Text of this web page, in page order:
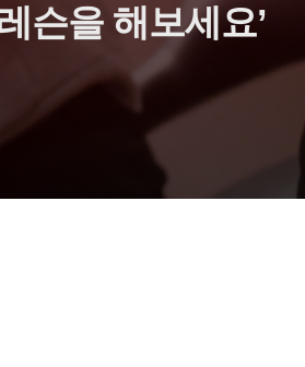
슨을 해보세요’